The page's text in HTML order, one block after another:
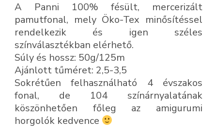
arany
mennyiség
A Panni 100% fésült, mercerizált
pamutfonal, mely Öko-Tex minősítéssel
rendelkezik és igen széles
színválasztékban elérhető.
Súly és hossz: 50g/125m
Ajánlott tűméret: 2,5-3,5
Sokrétűen felhasználható 4 évszakos
fonal, de 104 színárnyalatának
köszönhetően főleg az amigurumi
horgolók kedvence